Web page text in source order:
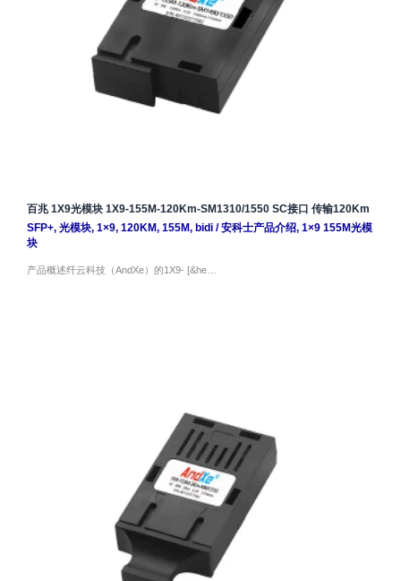
百兆 1X9光模块 1X9-155M-120Km-SM1310/1550 SC接口 传输120Km
SFP+, 光模块, 1×9, 120KM, 155M, bidi/安科士产品介绍, 1×9 155M光模
块
产品概述纤云科技（AndXe）的1X9- [&he…